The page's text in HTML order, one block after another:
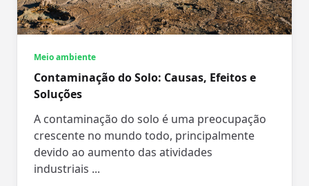
Meio ambiente
Contaminação do Solo: Causas, Efeitos e
Soluções
A contaminação do solo é uma preocupação
crescente no mundo todo, principalmente
devido ao aumento das atividades
industriais ...